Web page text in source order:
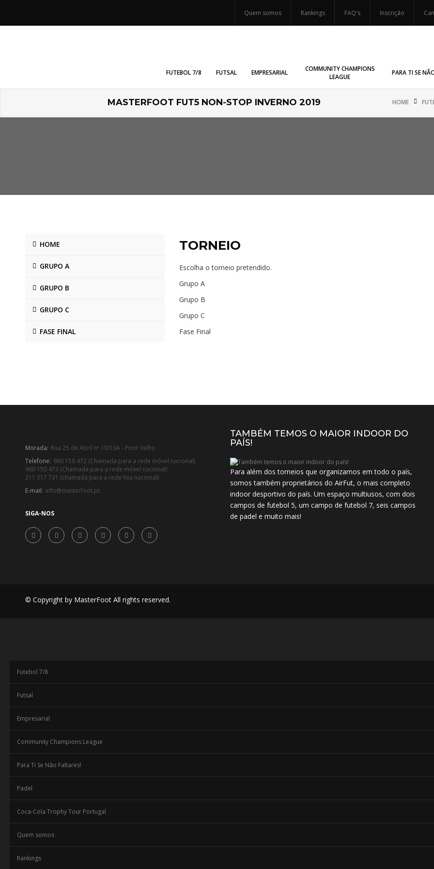
Quem somos Rankings FAQ's Inscrição
FUTEBOL 7/8 FUTSAL EMPRESARIAL
COMMUNITY CHAMPIONS
LEAGUE
PARA TI SE
MASTERFOOT FUT5 NON-STOP INVERNO 2019 HOME
HOME
GRUPO A
GRUPO B
GRUPO C
FASE FINAL
TORNEIO
Escolha o torneio pretendido.
Grupo A
Grupo B
Grupo C
Fase Final
Morada: Rua 25 de Abril nº 10/10A - Prior Velho
Telefone: 960 150 472 (Chamada para a rede móvel nacional)
960 150 473 (Chamada para a rede móvel nacional)
211 317 731 (chamada para a rede fixa nacional)
E-mail: info@masterfoot.pt
SIGA-NOS
TAMBÉM TEMOS O MAIOR INDOOR DO
PAÍS!
Para além dos torneios que organizamos em todo o país,
somos também proprietários do AirFut, o mais completo
indoor desportivo do país. Um espaço multiusos, com dois
campos de futebol 5, um campo de futebol 7, seis campos
de padel e muito mais!
© Copyright by MasterFoot All rights reserved.
Futebol 7/8
Futsal
Empresarial
Community Champions League
Para Ti Se Não Faltares!
Padel
Coca-Cola Trophy Tour Portugal
Quem somos
Rankings